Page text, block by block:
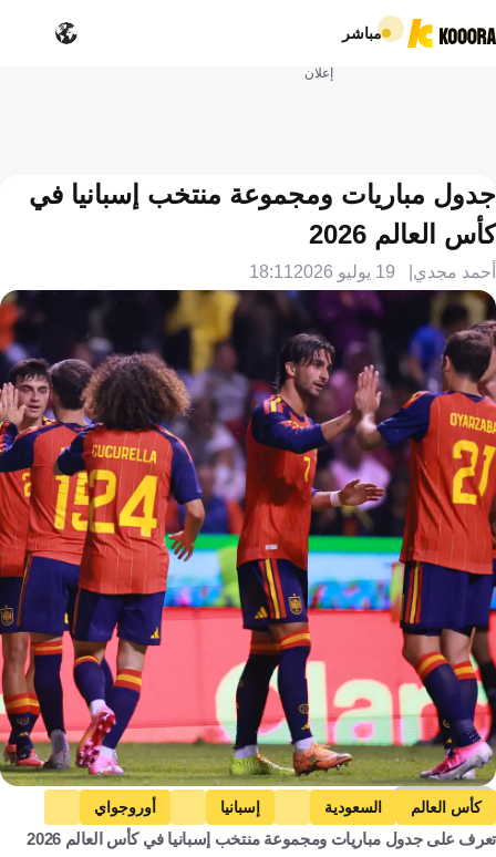
مباشر
إعلان
جدول مباريات ومجموعة منتخب إسبانيا في
كأس العالم 2026
أحمد مجدي 19 يوليو 2026 18:11
Getty Images
كأس العالم السعودية إسبانيا
أوروجواي
كاب فيردي
إسبانيا ضد كاب فيردي
إسبانيا ضد السعوديةتعرف على جدول مباريات ومجموعة منتخب إسبانيا في كأس العالم 2026